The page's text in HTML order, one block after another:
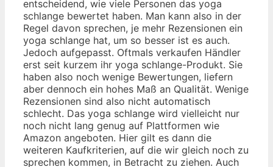
entscheidend, wie viele Personen das yoga
schlange bewertet haben. Man kann also in der
Regel davon sprechen, je mehr Rezensionen ein
yoga schlange hat, um so besser ist es auch.
Jedoch aufgepasst. Oftmals verkaufen Händler
erst seit kurzem ihr yoga schlange-Produkt. Sie
haben also noch wenige Bewertungen, liefern
aber dennoch ein hohes Maß an Qualität. Wenige
Rezensionen sind also nicht automatisch
schlecht. Das yoga schlange wird vielleicht nur
noch nicht lang genug auf Plattformen wie
Amazon angeboten. Hier gilt es dann die
weiteren Kaufkriterien, auf die wir gleich noch zu
sprechen kommen, in Betracht zu ziehen. Auch